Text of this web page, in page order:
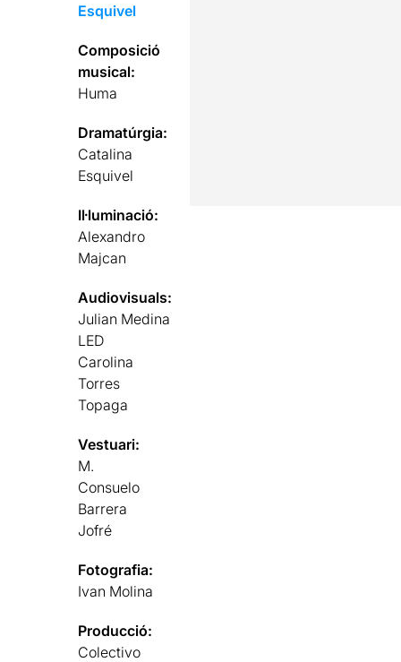
Esquivel
Composició
musical:
Huma
Dramatúrgia:
Catalina
Esquivel
Il·luminació:
Alexandro
Majcan
Audiovisuals:
Julian Medina
LED
Carolina
Torres
Topaga
Vestuari:
M.
Consuelo
Barrera
Jofré
Fotografia:
Ivan Molina
Producció:
Colectivo